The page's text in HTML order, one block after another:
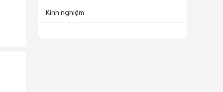
Kinh nghiệm